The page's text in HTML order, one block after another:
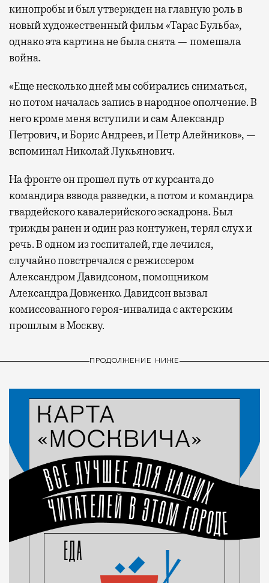
кинопробы и был утвержден на главную роль в
новый художественный фильм «Тарас Бульба»,
однако эта картина не была снята — помешала
война.
«Еще несколько дней мы собирались сниматься,
но потом началась запись в народное ополчение. В
него кроме меня вступили и сам Александр
Петрович, и Борис Андреев, и Петр Алейников», —
вспоминал Николай Лукьянович.
На фронте он прошел путь от курсанта до
командира взвода разведки, а потом и командира
гвардейского кавалерийского эскадрона. Был
трижды ранен и один раз контужен, терял слух и
речь. В одном из госпиталей, где лечился,
случайно повстречался с режиссером
Александром Давидсоном, помощником
Александра Довженко. Давидсон вызвал
комиссованного героя-инвалида с актерским
прошлым в Москву.
ПРОДОЛЖЕНИЕ НИЖЕ